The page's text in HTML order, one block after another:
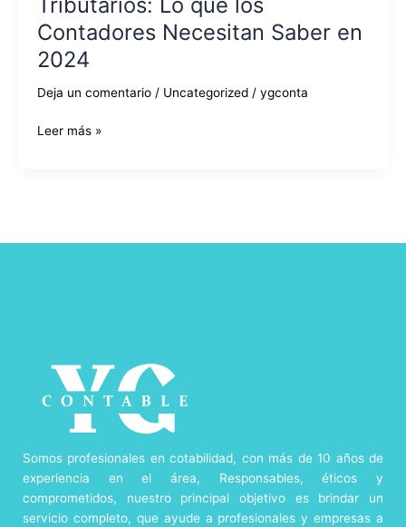
Contadores Necesitan Saber en
2024
Deja un comentario / Uncategorized/ ygconta
Leer más »
Somos profesionales en cotabilidad, con más de 10 años de
experiencia en el área, Responsables, éticos y
comprometidos, nuestro principal objetivo es brindar un
servicio completo, que ayude a profesionales y empresas a